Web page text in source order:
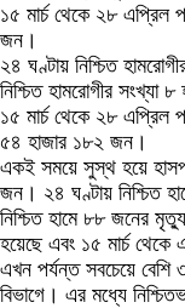
১৫ মার্চ থেকে ২৮ এপ্রিল
জন।
২৪ ঘণ্টায় নিশ্চিত
নিশ্চিত হামরোগীর সংখ্যা
১৫ মার্চ থেকে ২৮ এপ্রিল
৫৪ হাজার ১৮২ জন।
একই সময়ে সুস্থ হয়ে
জন। ২৪ ঘণ্টায় নিশ্চিত
নিশ্চিত হামে ৮৮ জনের
হয়েছে এবং ১৫ মার্চ
এখন পর্যন্ত সবচেয়ে বেশি
বিভাগে। এর মধ্যে